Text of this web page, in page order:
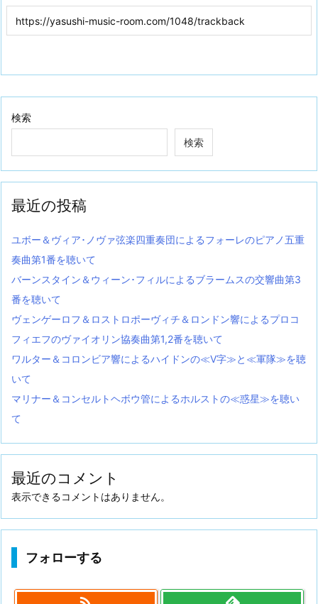
検索
検索
最近の投稿
ユボー＆ヴィア･ノヴァ弦楽四重奏団によるフォーレのピアノ五重
奏曲第1番を聴いて
バーンスタイン＆ウィーン･フィルによるブラームスの交響曲第3
番を聴いて
ヴェンゲーロフ＆ロストロポーヴィチ＆ロンドン響によるプロコ
フィエフのヴァイオリン協奏曲第1,2番を聴いて
ワルター＆コロンビア響によるハイドンの≪V字≫と≪軍隊≫を聴
いて
マリナー＆コンセルトヘボウ管によるホルストの≪惑星≫を聴い
て
最近のコメント
表示できるコメントはありません。
フォローする